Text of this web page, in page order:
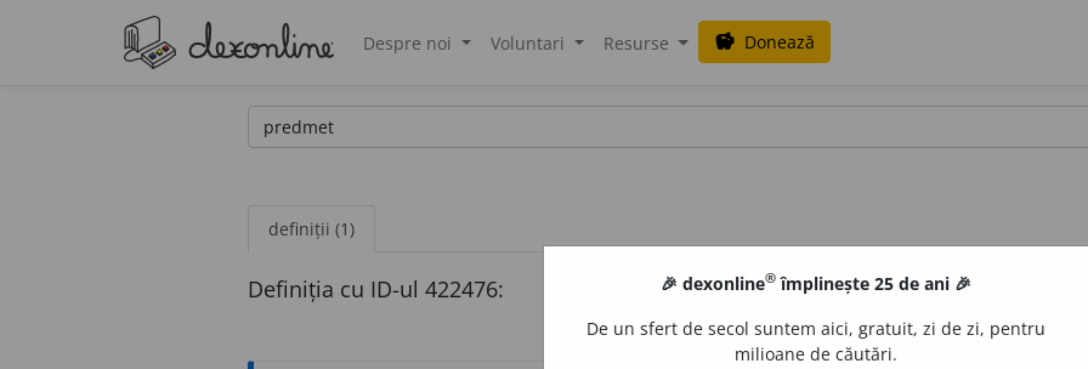
Despre noi Voluntari Resurse savings Donează
definiții (1)
Definiția cu ID-ul 422476: 🎉 dexonline® împlinește 25 de ani 🎉
De un sfert de secol suntem aici, gratuit, zi de zi, pentru
milioane de căutări.